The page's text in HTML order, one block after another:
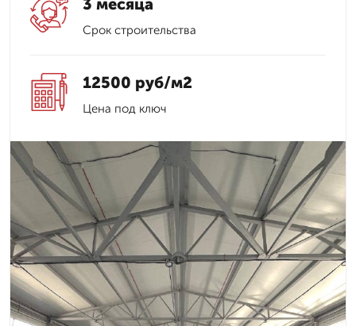
Срок строительства
12500 руб/м2
Цена под ключ